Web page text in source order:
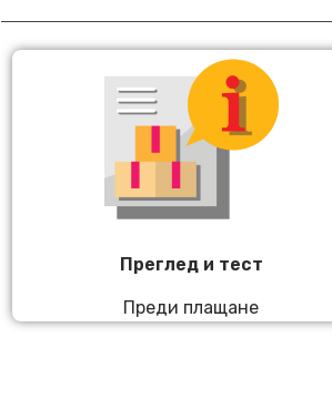
Преглед и тест
Преди плащане